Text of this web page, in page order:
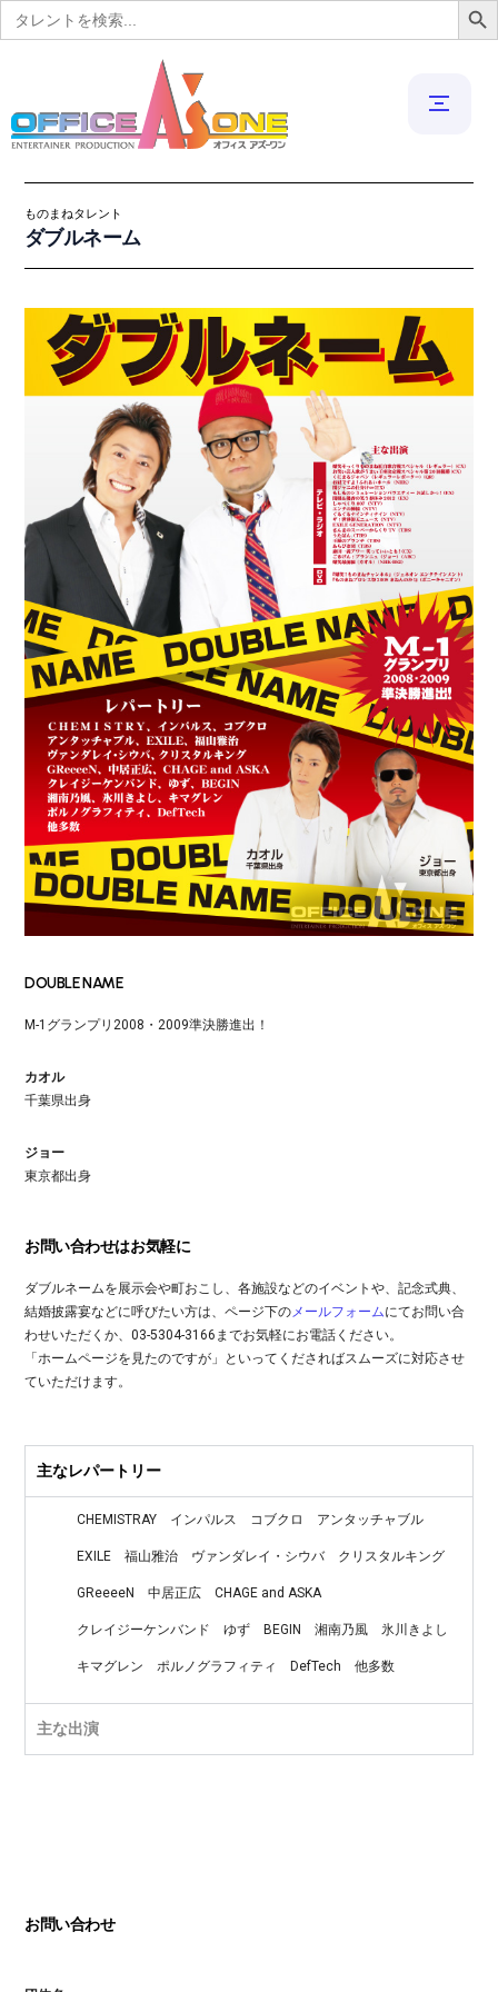
Search
for:
ものまねタレント
ダブルネーム
DOUBLE NAME
M-1グランプリ2008・2009準決勝進出！
カオル
千葉県出身
ジョー
東京都出身
お問い合わせはお気軽に
ダブルネームを展示会や町おこし、各施設などのイベントや、記念式典、
結婚披露宴などに呼びたい方は、ページ下のメールフォームにてお問い合
わせいただくか、03-5304-3166までお気軽にお電話ください。
「ホームページを見たのですが」といってくださればスムーズに対応させ
ていただけます。
主なレパートリー
CHEMISTRAY インパルス コブクロ アンタッチャブル
EXILE 福山雅治 ヴァンダレイ・シウバ クリスタルキング
GReeeeN 中居正広 CHAGE and ASKA
クレイジーケンバンド ゆず BEGIN 湘南乃風 氷川きよし
キマグレン ポルノグラフィティ DefTech 他多数
主な出演
お問い合わせ